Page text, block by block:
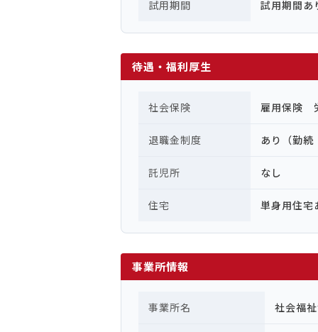
試用期間 試用期間あ
待遇・福利厚生
社会保険 雇用保険
退職金制度 あり（勤
託児所 なし
住宅 単身用住
事業所情報
事業所名 社会福